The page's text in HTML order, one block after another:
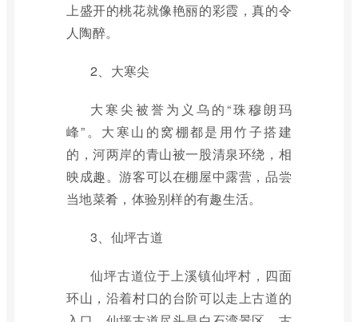
上盛开的桃花就像艳丽的彩霞，真的令
人陶醉。
2、大寒尖
大寒尖被誉为义乌的“珠穆朗玛
峰”。大寒山的窝棚都是用竹子搭建
的，河两岸的青山被一股清泉环绕，相
映成趣。游客可以在棚屋中露营，品尝
当地菜肴，体验别样的有趣生活。
3、仙坪古道
仙坪古道位于上溪镇仙坪村，四面
环山，沿着村口的台阶可以走上古道的